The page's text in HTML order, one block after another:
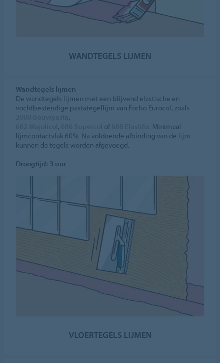
WANDTEGELS LIJMEN
Wandtegels lijmen
De wandtegels lijmen met een blijvend elastische en
vochtbestendige pastategellijm van Forbo Eurocol, zoals
,
, of
. Minimaal
lijmcontactvlak 60%. Na voldoende afbinding van de lijm
kunnen de tegels worden afgevoegd.
Droogtijd: 3 uur
VLOERTEGELS LIJMEN